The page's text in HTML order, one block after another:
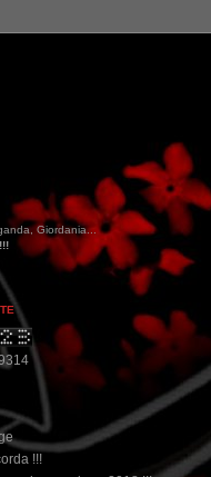
Giordania...
!!!